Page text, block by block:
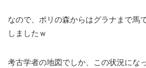
なので、ポリの森からはグラナまで馬
しましたｗ
考古学者の地図でしか、この状況にな